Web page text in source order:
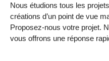
Nous étudions tous les
créations d’un point de vue
Proposez-nous votre projet.
vous offrons une réponse